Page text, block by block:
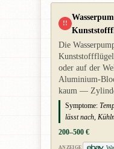
!!
Die
oder auf der
Aluminium-
kaum —
Symptome:
lässt nach,
200–500 €
ANZEIGE